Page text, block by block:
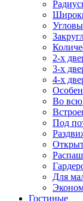
2-х
3-х
4-х
Во всю
Под
Для
Гостиные